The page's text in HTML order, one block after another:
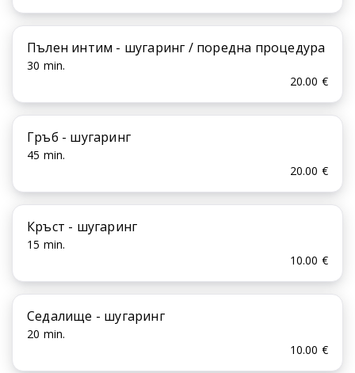
Пълен интим - шугаринг / поредна процедура
30 min.
20.00 €
Гръб - шугаринг
45 min.
20.00 €
Кръст - шугаринг
15 min.
10.00 €
Седалище - шугаринг
20 min.
10.00 €